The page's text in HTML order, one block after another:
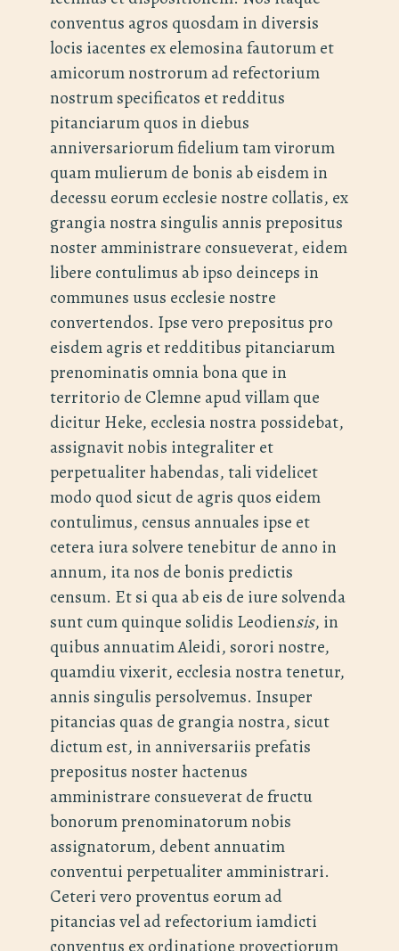
conventus agros quosdam in diversis
locis iacentes ex elemosina fautorum et
amicorum nostrorum ad refectorium
nostrum specificatos et redditus
pitanciarum quos in diebus
anniversariorum fidelium tam virorum
quam mulierum de bonis ab eisdem in
decessu eorum ecclesie nostre collatis, ex
grangia nostra singulis annis prepositus
noster amministrare consueverat, eidem
libere contulimus ab ipso deinceps in
communes usus ecclesie nostre
convertendos. Ipse vero prepositus pro
eisdem agris et redditibus pitanciarum
prenominatis omnia bona que in
territorio de Clemne apud villam que
dicitur Heke, ecclesia nostra possidebat,
assignavit nobis integraliter et
perpetualiter habendas, tali videlicet
modo quod sicut de agris quos eidem
contulimus, census annuales ipse et
cetera iura solvere tenebitur de anno in
annum, ita nos de bonis predictis
censum. Et si qua ab eis de iure solvenda
sunt cum quinque solidis Leodiensis, in
quibus annuatim Aleidi, sorori nostre,
quamdiu vixerit, ecclesia nostra tenetur,
annis singulis persolvemus. Insuper
pitancias quas de grangia nostra, sicut
dictum est, in anniversariis prefatis
prepositus noster hactenus
amministrare consueverat de fructu
bonorum prenominatorum nobis
assignatorum, debent annuatim
conventui perpetualiter amministrari.
Ceteri vero proventus eorum ad
pitancias vel ad refectorium iamdicti